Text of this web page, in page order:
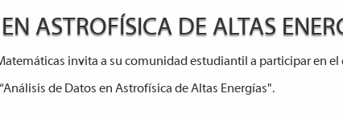
ASTROFÍSICA DE ALTAS
invita a su comunidad estudiantil a participar en
de Datos en Astrofísica de Altas Energías".